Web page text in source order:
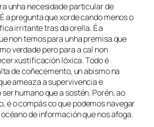
unha necesidade particular de
a pregunta que xorde cando menos o
irritante tras da orella. É a
non temos para unha premisa que
verdade pero para a cal non
xustificación lóxica. Todo é
de coñecemento, un abismo na
ameaza a supervivencia e
humano que a sostén. Porén, ao
é o compás co que podemos navegar
de información que nos afoga.